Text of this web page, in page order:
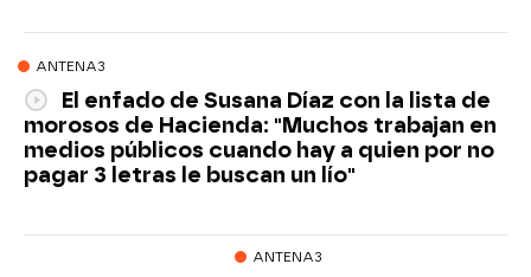
ANTENA3
El enfado de Susana Díaz con la lista de
morosos de Hacienda: "Muchos trabajan en
medios públicos cuando hay a quien por no
pagar 3 letras le buscan un lío"
ANTENA3